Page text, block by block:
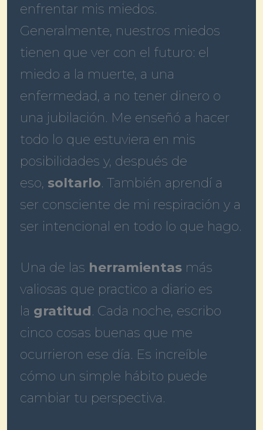
enfrentar mis miedos.
Generalmente, nuestros miedos
tienen que ver con el futuro: el
miedo a la muerte, a una
enfermedad, a no tener dinero o
una jubilación. Me enseñó a hacer
todo lo que estuviera en mis
posibilidades y, después de
eso, soltarlo. También aprendí a
ser consciente de mi respiración y a
ser intencional en todo lo que hago.
Una de las herramientas más
valiosas que practico a diario es
la gratitud. Cada noche, escribo
cinco cosas buenas que me
ocurrieron ese día. Es increíble
cómo un simple hábito puede
cambiar tu perspectiva.